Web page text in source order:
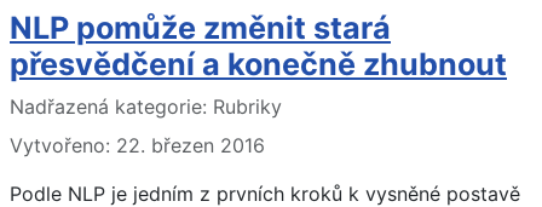
NLP pomůže změnit stará
přesvědčení a konečně zhubnout
Základní údaje
Nadřazená kategorie: Rubriky
Vytvořeno: 22. březen 2016
Podle NLP je jedním z prvních kroků k vysněné postavě